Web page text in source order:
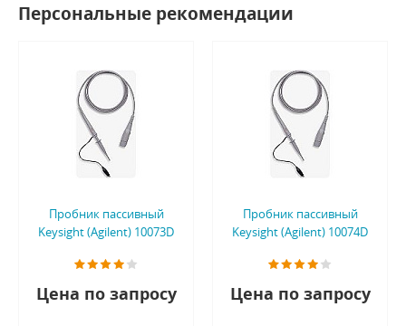
Персональные рекомендации
Пробник пассивный
Keysight (Agilent) 10073D
Цена по запросу
Пробник пассивный
Keysight (Agilent) 10074D
Цена по запросу